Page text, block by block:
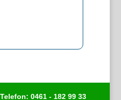
0461 - 182 99 33